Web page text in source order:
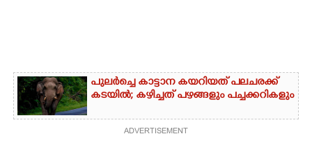
പുലർച്ചെ കാട്ടാന കയറിയത് പലചരക്ക്
കടയിൽ; കഴിച്ചത് പഴങ്ങളും പച്ചക്കറികളും
ADVERTISEMENT